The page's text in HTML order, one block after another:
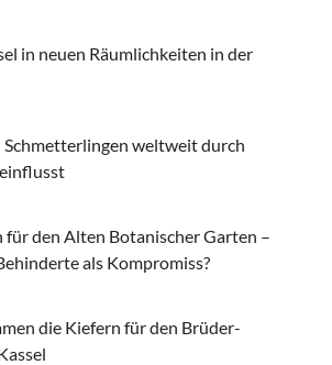
in neuen Räumlichkeiten in der
weltweit durch
für den Alten Botanischer Garten –
als Kompromiss?
die Kiefern für den Brüder-